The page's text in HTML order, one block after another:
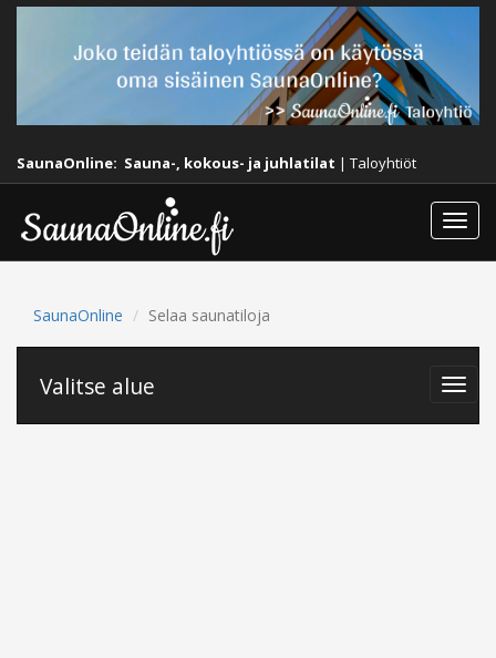
SaunaOnline: Sauna-, kokous- ja juhlatilat | Taloyhtiöt
SaunaOnline Selaa saunatiloja
Valitse alue